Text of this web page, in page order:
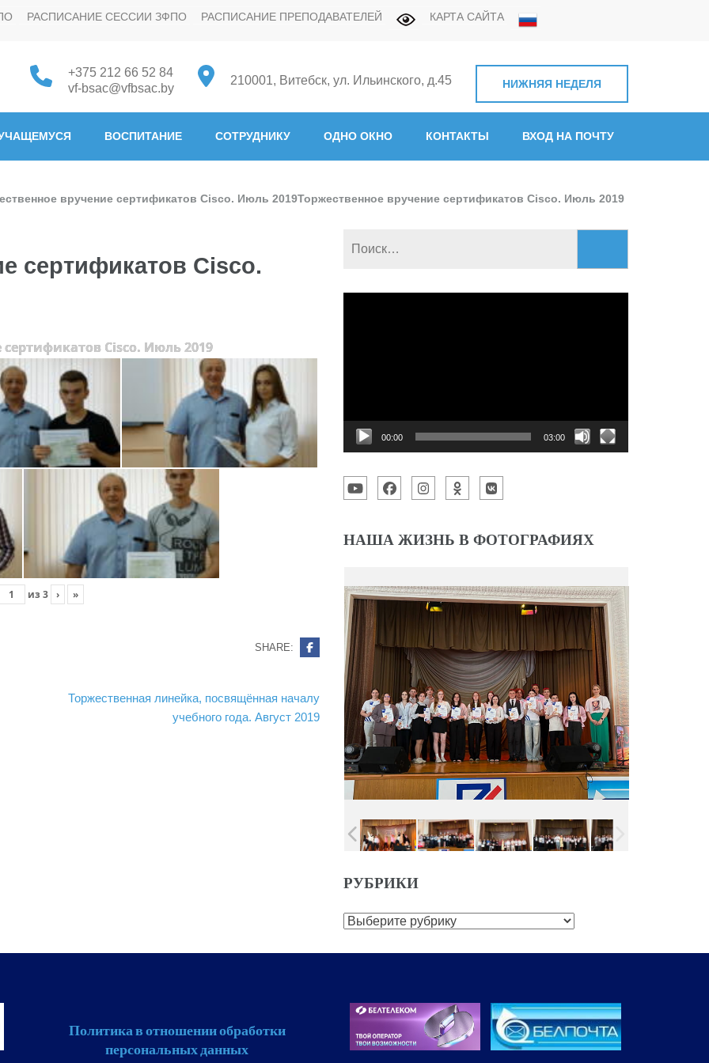
РАСПИСАНИЕ СЕССИИ ЗФПО РАСПИСАНИЕ ПРЕПОДАВАТЕЛЕЙ КАРТА САЙТА
государственная академия связи"
НИЖНЯЯ НЕДЕЛЯ
210001, Витебск, ул. Ильинского, д.45
+375 212 66 52 84
vf-bsac@vfbsac.by
ВОСПИТАНИЕ СОТРУДНИКУ ОДНО ОКНО КОНТАКТЫ ВХОД НА ПОЧТУ
вручение сертификатов Cisco. Июль 2019Торжественное вручение сертификатов Cisco. Июль 2019
сертификатов Cisco.
Cisco. Июль 2019
из3 › »
SHARE:
Торжественная линейка, посвящённая началу
учебного года. Август 2019
00:00 03:00
НАША ЖИЗНЬ В ФОТОГРАФИЯХ
РУБРИКИ
Рубрики
Политика в отношении обработки
персональных данных